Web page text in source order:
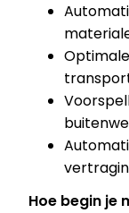
Hoe begin je